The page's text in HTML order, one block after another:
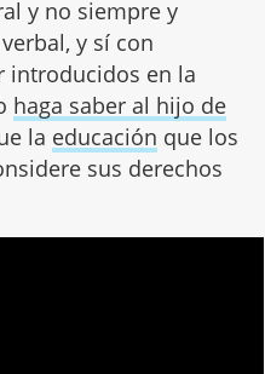
y no siempre y
y sí con
introducidos en la
haga saber al hijo de
la educación que los
sus derechos